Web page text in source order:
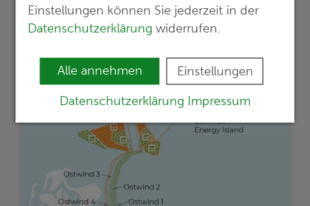
Einstellungen können Sie jederzeit in der
Datenschutzerklärungwiderrufen.
Alle annehmen Einstellungen
Datenschutzerklärung Impressum
Fachvorträge, Erfahrungsaustausch und
Workshops
mehr erfahren >>